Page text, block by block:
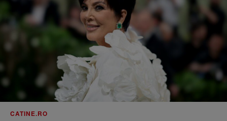
CATINE.RO